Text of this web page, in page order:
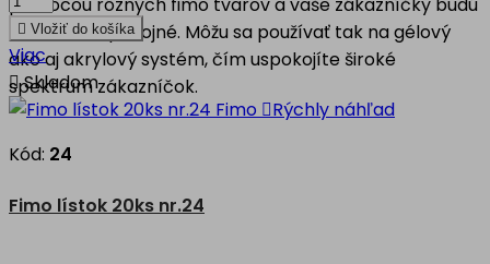
pomocou rôznych fimo tvarov a vaše zákazníčky budú
nad mieru spokojné. Môžu sa používať tak na gélový
ako aj akrylový systém, čím uspokojíte široké
spektrum zákazníčok.
 Vložiť do košíka
Viac
Skladom
Rýchly náhľad
Kód: 24
Fimo lístok 20ks nr.24